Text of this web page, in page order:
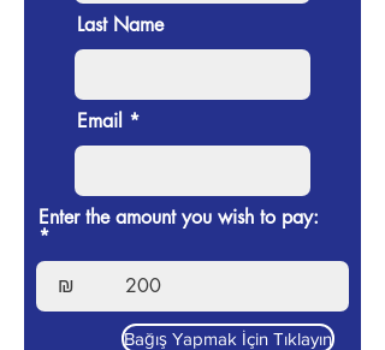
Last Name
Email
Enter the amount you wish to pay:
₪
Bağış Yapmak İçin Tıklayın